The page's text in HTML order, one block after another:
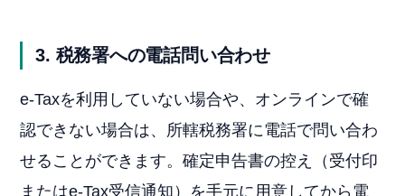
3. 税務署への電話問い合わせ
e-Taxを利用していない場合や、オンラインで確
認できない場合は、所轄税務署に電話で問い合わ
せることができます。確定申告書の控え（受付印
またはe-Tax受信通知）を手元に用意してから電